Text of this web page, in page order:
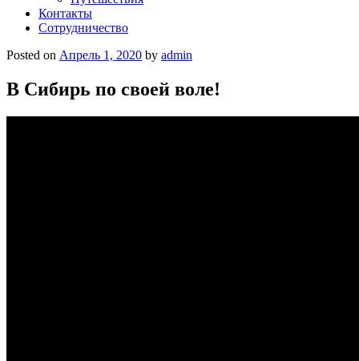
Контакты
Сотрудничество
Posted on Апрель 1, 2020 by admin
В Сибирь по своей воле!